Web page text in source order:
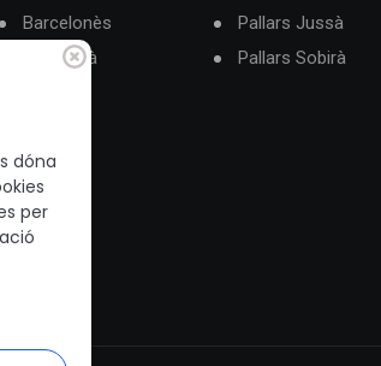
Barcelonès
Berguedà
Pallars Jussà
Pallars Sobirà
dóna
per